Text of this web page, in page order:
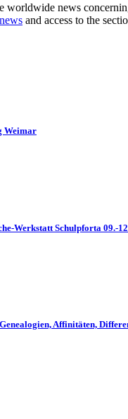
worldwide news
and access to the
Weimar
Werkstatt Schulpforta 09.-
Affinitäten,